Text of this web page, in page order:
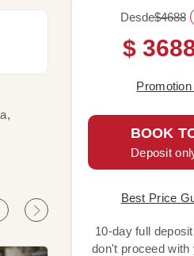
Desde$4688
$
BOOK
Deposit
Best Price
10-day full
don't proceed with